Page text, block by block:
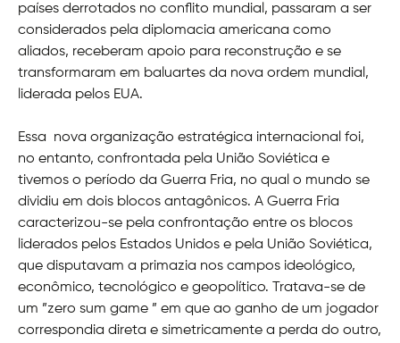
países derrotados no conflito mundial, passaram a ser
considerados pela diplomacia americana como
aliados, receberam apoio para reconstrução e se
transformaram em baluartes da nova ordem mundial,
liderada pelos EUA.
Essa nova organização estratégica internacional foi,
no entanto, confrontada pela União Soviética e
tivemos o período da Guerra Fria, no qual o mundo se
dividiu em dois blocos antagônicos. A Guerra Fria
caracterizou-se pela confrontação entre os blocos
liderados pelos Estados Unidos e pela União Soviética,
que disputavam a primazia nos campos ideológico,
econômico, tecnológico e geopolítico. Tratava-se de
um ”zero sum game ” em que ao ganho de um jogador
correspondia direta e simetricamente a perda do outro,